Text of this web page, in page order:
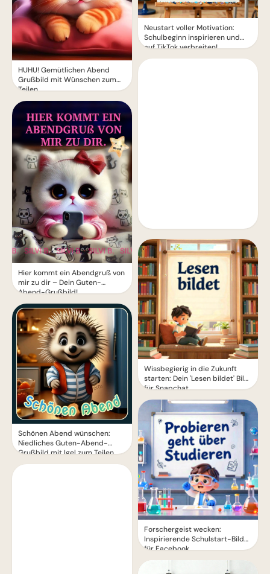
HUHU! Gemütlichen Abend
Grußbild mit Wünschen zum
Teilen
Hier kommt ein Abendgruß von
mir zu dir – Dein Guten-
Abend-Grußbild!
Schönen Abend wünschen:
Niedliches Guten-Abend-
Grußbild mit Igel zum Teilen
Neustart voller Motivation:
Schulbeginn inspirieren und
auf TikTok verbreiten!
Wissbegierig in die Zukunft
starten: Dein 'Lesen bildet' Bild
für Snapchat
Forschergeist wecken:
Inspirierende Schulstart-Bilder
für Facebook